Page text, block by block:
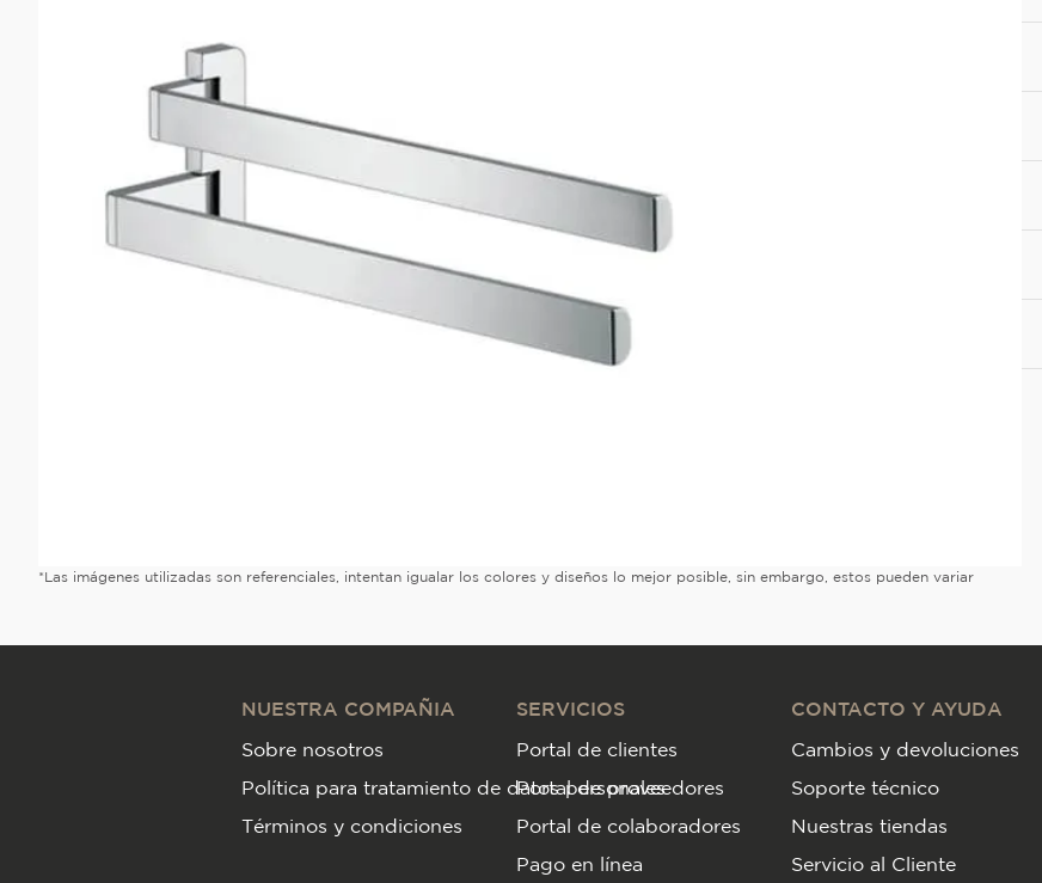
*Las imágenes utilizadas son referenciales, intentan igualar los colores y diseños lo mejor posible, sin embargo, estos pueden variar
NUESTRA COMPAÑIA
Sobre nosotros
Política para tratamiento de datos personales
Términos y condiciones
SERVICIOS
Portal de clientes
Portal de proveedores
Portal de colaboradores
Pago en línea
CONTACTO Y AYUDA
Cambios y devoluciones
Soporte técnico
Nuestras tiendas
Servicio al Cliente